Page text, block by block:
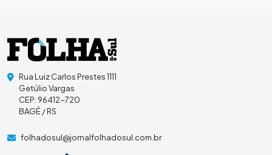
Rua Luiz Carlos Prestes 1111
Getúlio Vargas
CEP: 96412-720
BAGÉ / RS
folhadosul@jornalfolhadosul.com.br